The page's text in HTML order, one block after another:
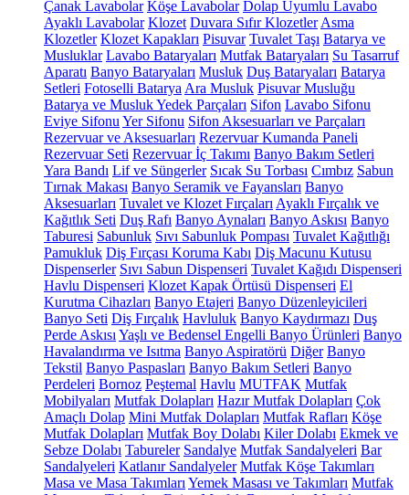
Çanak Lavabolar Köşe Lavabolar Dolap Uyumlu Lavabo
Ayaklı Lavabolar Klozet Duvara Sıfır Klozetler Asma
Klozetler Klozet Kapakları Pisuvar Tuvalet Taşı Batarya ve
Musluklar Lavabo Bataryaları Mutfak Bataryaları Su Tasarruf
Aparatı Banyo Bataryaları Musluk Duş Bataryaları Batarya
Setleri Fotoselli Batarya Ara Musluk Pisuvar Musluğu
Batarya ve Musluk Yedek Parçaları Sifon Lavabo Sifonu
Eviye Sifonu Yer Sifonu Sifon Aksesuarları ve Parçaları
Rezervuar ve Aksesuarları Rezervuar Kumanda Paneli
Rezervuar Seti Rezervuar İç Takımı Banyo Bakım Setleri
Yara Bandı Lif ve Süngerler Sıcak Su Torbası Cımbız Sabun
Tırnak Makası Banyo Seramik ve Fayansları Banyo
Aksesuarları Tuvalet ve Klozet Fırçaları Ayaklı Fırçalık ve
Kağıtlık Seti Duş Rafı Banyo Aynaları Banyo Askısı Banyo
Taburesi Sabunluk Sıvı Sabunluk Pompası Tuvalet Kağıtlığı
Pamukluk Diş Fırçası Koruma Kabı Diş Macunu Kutusu
Dispenserler Sıvı Sabun Dispenseri Tuvalet Kağıdı Dispenseri
Havlu Dispenseri Klozet Kapak Örtüsü Dispenseri El
Kurutma Cihazları Banyo Etajeri Banyo Düzenleyicileri
Banyo Seti Diş Fırçalık Havluluk Banyo Kaydırmazı Duş
Perde Askısı Yaşlı ve Bedensel Engelli Banyo Ürünleri Banyo
Havalandırma ve Isıtma Banyo Aspiratörü Diğer Banyo
Tekstil Banyo Paspasları Banyo Bakım Setleri Banyo
Perdeleri Bornoz Peştemal Havlu MUTFAK Mutfak
Mobilyaları Mutfak Dolapları Hazır Mutfak Dolapları Çok
Amaçlı Dolap Mini Mutfak Dolapları Mutfak Rafları Köşe
Mutfak Dolapları Mutfak Boy Dolabı Kiler Dolabı Ekmek ve
Sebze Dolabı Tabureler Sandalye Mutfak Sandalyeleri Bar
Sandalyeleri Katlanır Sandalyeler Mutfak Köşe Takımları
Masa ve Masa Takımları Yemek Masası ve Takımları Mutfak